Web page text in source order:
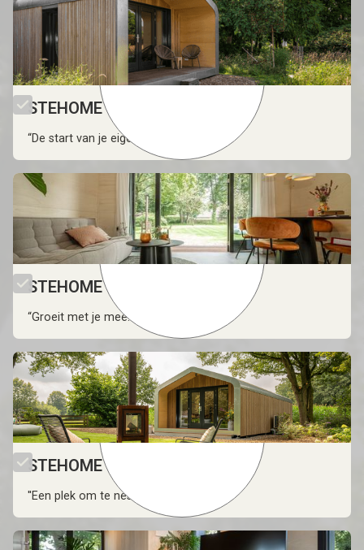
STEHOME Start
“De start van je eigen thuis.”
STEHOME Grow
“Groeit met je mee.”
STEHOME Stay
''Een plek om te nestelen.''